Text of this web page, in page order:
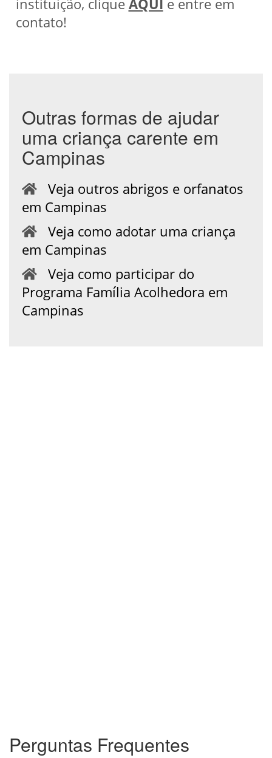
contato!
Outras formas de ajudar
uma criança carente em
Campinas
Veja outros abrigos e orfanatos
em Campinas
Veja como adotar uma criança
em Campinas
Veja como participar do
Programa Família Acolhedora em
Campinas
Perguntas Frequentes